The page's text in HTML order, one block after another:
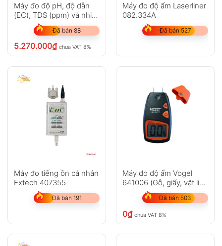
Máy đo độ pH, độ dẫn
(EC), TDS (ppm) và nhiệt
độ Hanna HI98131
Đã bán 88
5.270.000₫ chưa VAT 8%
Máy đo độ ẩm Laserliner
082.334A
Đã bán 527
Máy đo tiếng ồn cá nhân
Extech 407355
Đã bán 191
Máy đo độ ẩm Vogel
641006 (Gỗ, giấy, vật liệu
xây dựng)
Đã bán 503
0₫ chưa VAT 8%